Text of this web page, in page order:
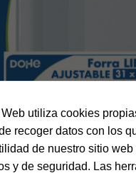
utiliza cookies
recoger datos con los
de nuestro sitio
y de seguridad. Las